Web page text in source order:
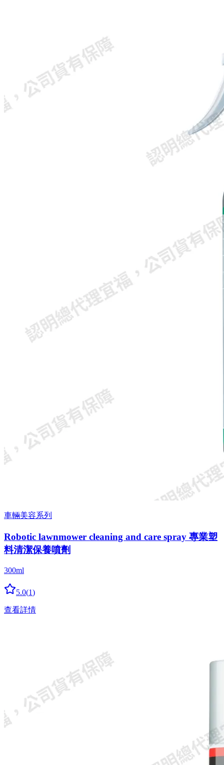
車輛美容系列
Robotic lawnmower cleaning and care spray 專業塑
料清潔保養噴劑
300ml
5.0(1)
查看詳情